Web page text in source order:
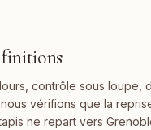
contrôle sous loupe,
vérifions que la
ne repart vers